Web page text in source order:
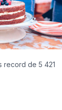
record de 5 421